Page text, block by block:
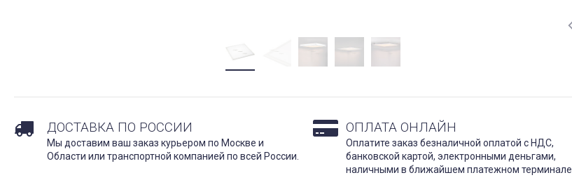
ДОСТАВКА ПО РОССИИ
Мы доставим ваш заказ курьером по Москве и
Области или транспортной компанией по всей России.
ОПЛАТА ОНЛАЙН
Оплатите заказ безналичной оплатой с НДС,
банковской картой, электронными деньгами,
наличными в ближайшем платежном терминале.